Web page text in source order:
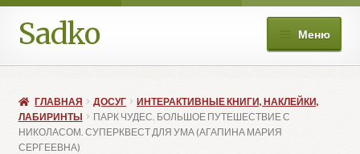
Перейти
к
навигации
Перейти
к
содержимому
Sadko Меню
Книжные подборки
ГЛАВНАЯ ДОСУГ
ИНТЕРАКТИВНЫЕ КНИГИ, НАКЛЕЙКИ,
ЛАБИРИНТЫ
ПАРК ЧУДЕС. БОЛЬШОЕ ПУТЕШЕСТВИЕ С
НИКОЛАСОМ. СУПЕРКВЕСТ ДЛЯ УМА (АГАПИНА МАРИЯ
СЕРГЕЕВНА)